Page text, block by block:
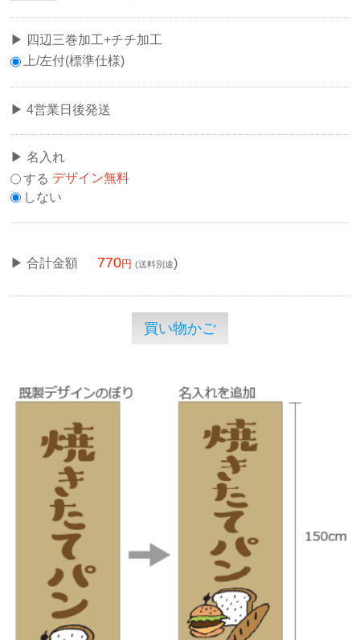
四辺三巻加工+チチ加工
上/左付(標準仕様)
4営業日後発送
名入れ
する デザイン無料
しない
合計金額 770 (送料別途)